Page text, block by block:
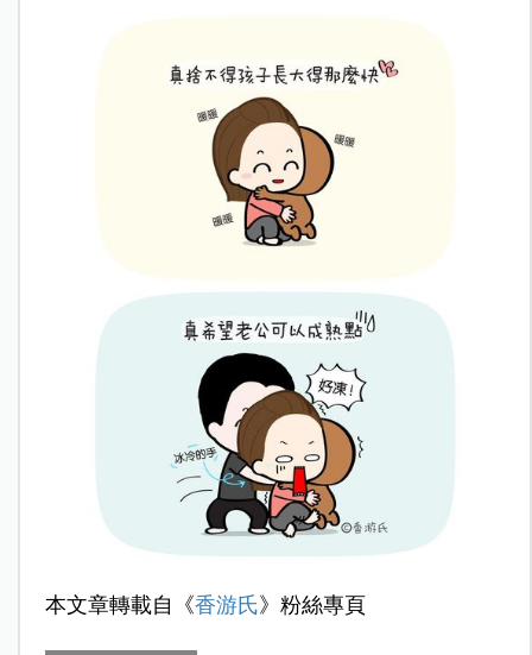
本文章轉載自《香游氏》粉絲專頁